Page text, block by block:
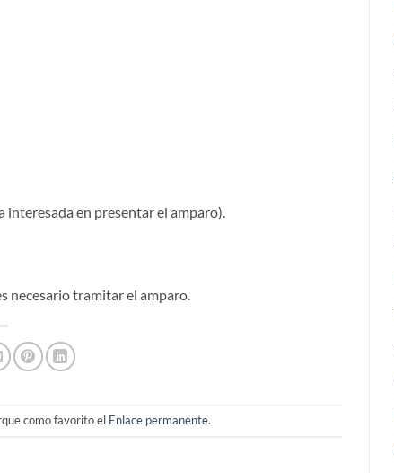
en presentar el amparo).
necesario tramitar el amparo.
como favorito el Enlace permanente.